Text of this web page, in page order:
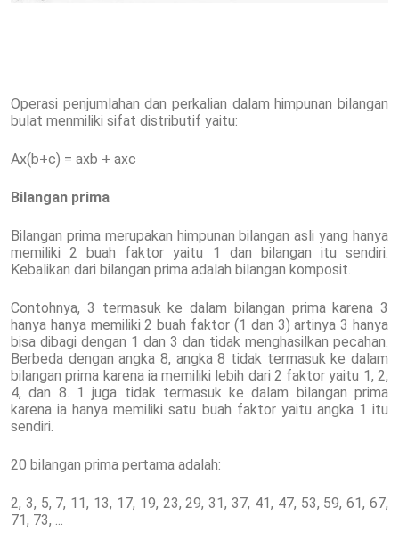
Operasi penjumlahan dan perkalian dalam himpunan bilangan
bulat menmiliki sifat distributif yaitu:
Ax(b+c) = axb + axc
Bilangan prima
Bilangan prima merupakan himpunan bilangan asli yang hanya
memiliki 2 buah faktor yaitu 1 dan bilangan itu sendiri.
Kebalikan dari bilangan prima adalah bilangan komposit.
Contohnya, 3 termasuk ke dalam bilangan prima karena 3
hanya hanya memiliki 2 buah faktor (1 dan 3) artinya 3 hanya
bisa dibagi dengan 1 dan 3 dan tidak menghasilkan pecahan.
Berbeda dengan angka 8, angka 8 tidak termasuk ke dalam
bilangan prima karena ia memiliki lebih dari 2 faktor yaitu 1, 2,
4, dan 8. 1 juga tidak termasuk ke dalam bilangan prima
karena ia hanya memiliki satu buah faktor yaitu angka 1 itu
sendiri.
20 bilangan prima pertama adalah:
2, 3, 5, 7, 11, 13, 17, 19, 23, 29, 31, 37, 41, 47, 53, 59, 61, 67,
71, 73, ...